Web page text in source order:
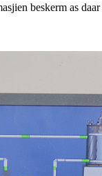
beskerm as